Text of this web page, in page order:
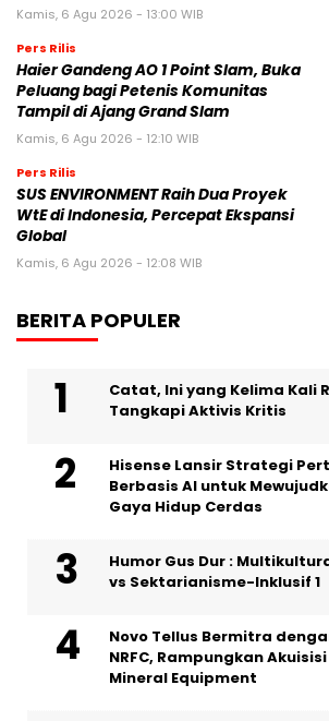
Kamis, 6 Agu 2026 - 13:00 WIB
Pers Rilis
Haier Gandeng AO 1 Point Slam, Buka
Peluang bagi Petenis Komunitas
Tampil di Ajang Grand Slam
Kamis, 6 Agu 2026 - 12:10 WIB
Pers Rilis
SUS ENVIRONMENT Raih Dua Proyek
WtE di Indonesia, Percepat Ekspansi
Global
Kamis, 6 Agu 2026 - 12:08 WIB
BERITA POPULER
Catat, Ini yang Kelima Kali
Tangkapi Aktivis Kritis
Hisense Lansir Strategi
Berbasis AI untuk
Gaya Hidup Cerdas
Humor Gus Dur :
vs Sektarianisme-Inklusif 1
Novo Tellus Bermitra
NRFC, Rampungkan
Mineral Equipment